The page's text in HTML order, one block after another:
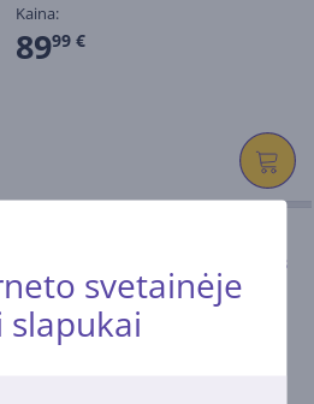
svetainėje
Kaina:
8999 €
Spiderman, juodas - Elektrinis
dantų šepetėlis + kelioninis
dėklas
IO.KID.SPIDER.TC